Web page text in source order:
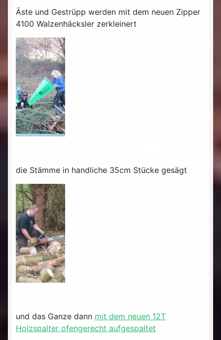
Äste und Gestrüpp werden mit dem neuen Zipper
4100 Walzenhäcksler zerkleinert
die Stämme in handliche 35cm Stücke gesägt
und das Ganze dann mit dem neuen 12T
Holzspalter ofengerecht aufgespaltet